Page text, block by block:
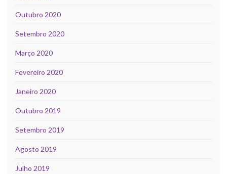
Outubro 2020
Setembro 2020
Março 2020
Fevereiro 2020
Janeiro 2020
Outubro 2019
Setembro 2019
Agosto 2019
Julho 2019